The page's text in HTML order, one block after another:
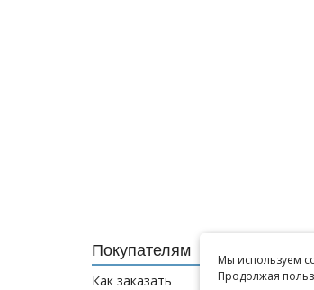
Покупателям
Как заказать
О
Мы используем
Продолжая